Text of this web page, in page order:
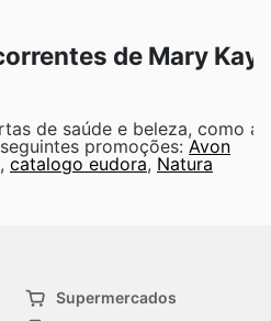
de Mary Kay
de saúde e beleza, como as
promoções: Avon
, catalogo eudora, Natura
Supermercados